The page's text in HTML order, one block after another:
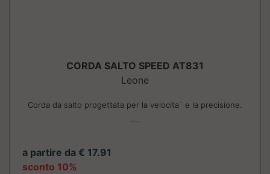
CORDA SALTO SPEED AT831
Leone
Corda da salto progettata per la velocita` e la precisione.
....
a partire da € 17.91
sconto 10%